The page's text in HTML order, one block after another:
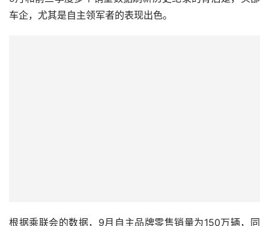
车企，尤其是自主领军者的表现出色。
根据乘联会的数据，9月自主品牌零售销量为150万辆，同